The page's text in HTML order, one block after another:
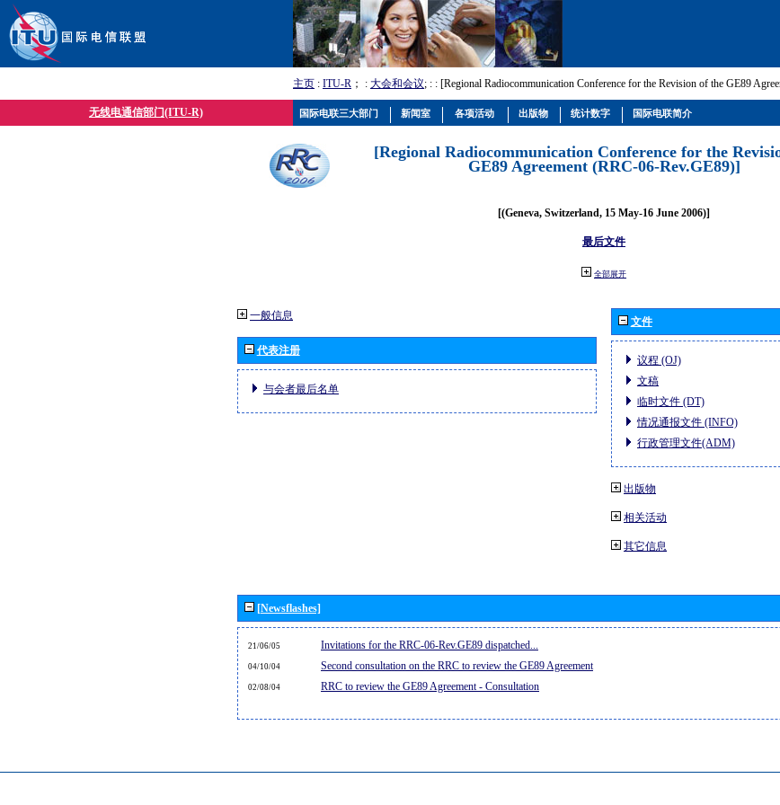
主页 : ITU-R ； : 大会和会议; : : [Regional Radiocommunication Conference for the Revision of the GE89
无线电通信部门(ITU-R)
[Regional Radiocommunication Conference for the
GE89 Agreement (RRC-06-Rev.GE89)]
[(Geneva, Switzerland, 15 May-16 June 2006)]
最后文件
全部展开
一般信息
代表注册
与会者最后名单
文件
议程 (OJ)
文稿
临时文件 (DT)
情况通报文件 (INFO)
行政管理文件(ADM)
出版物
相关活动
其它信息
[Newsflashes]
21/06/05 Invitations for the RRC-06-Rev.GE89 dispatched...
04/10/04 Second consultation on the RRC to review the GE89 Agreement
02/08/04 RRC to review the GE89 Agreement - Consultation
国际电联三大部门 新闻室 各项活动 出版物 统计数字 国际电联简介